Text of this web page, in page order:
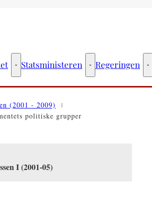
Statsministeriet - Flere links
Statsministeren Statsministeren -
Regeringen
(2001 - 2009)
politiske grupper
I (2001-05)